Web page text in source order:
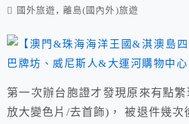
國外旅遊 , 離島(國內外)旅遊
第一次辦台胞證才發現原來有點
放大變色片/去首飾)， 被退件幾次